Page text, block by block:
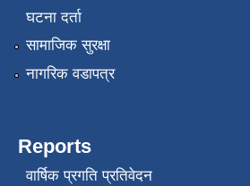
घटना दर्ता
सामाजिक सुरक्षा
नागरिक वडापत्र
Reports
वार्षिक प्रगति प्रतिवेदन